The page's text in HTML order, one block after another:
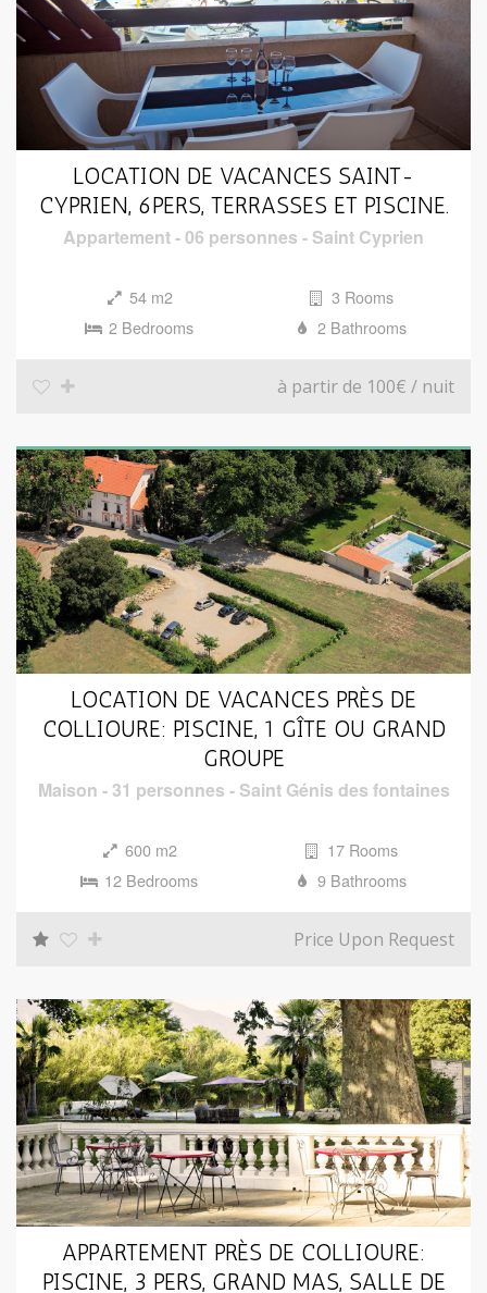
LOCATION DE VACANCES SAINT-
CYPRIEN, 6PERS, TERRASSES ET PISCINE.
Appartement-06 personnes - Saint Cyprien
54 m2
3 Rooms
2 Bedrooms
2 Bathrooms
à partir de 100€ / nuit
LOCATION DE VACANCES PRÈS DE
COLLIOURE: PISCINE, 1 GÎTE OU GRAND
GROUPE
Maison - 31 personnes - Saint Génis des fontaines
600 m2
17 Rooms
12 Bedrooms
9 Bathrooms
Price Upon Request
APPARTEMENT PRÈS DE COLLIOURE:
PISCINE, 3 PERS, GRAND MAS, SALLE DE